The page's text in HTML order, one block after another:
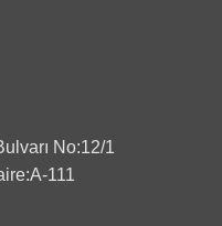
No:12/1
111